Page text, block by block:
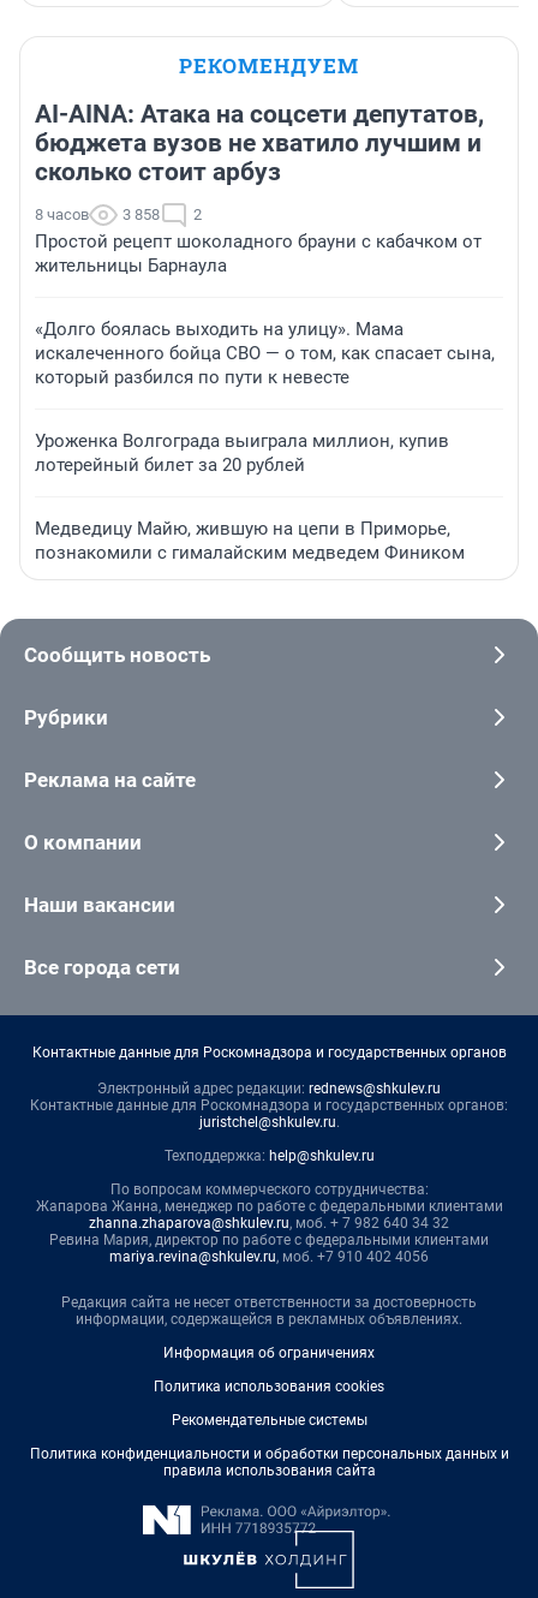
РЕКОМЕНДУЕМ
AI-AINA: Атака на соцсети депутатов,
бюджета вузов не хватило лучшим и
сколько стоит арбуз
8 часов 3 858 2
Простой рецепт шоколадного брауни с кабачком от
жительницы Барнаула
«Долго боялась выходить на улицу». Мама
искалеченного бойца СВО — о том, как спасает сына,
который разбился по пути к невесте
Уроженка Волгограда выиграла миллион, купив
лотерейный билет за 20 рублей
Медведицу Майю, жившую на цепи в Приморье,
познакомили с гималайским медведем Фиником
Сообщить новость
Рубрики
Реклама на сайте
О компании
Наши вакансии
Все города сети
Контактные данные для Роскомнадзора и государственных органов
Электронный адрес редакции: rednews@shkulev.ru
Контактные данные для Роскомнадзора и государственных органов:
juristchel@shkulev.ru.
Техподдержка: help@shkulev.ru
По вопросам коммерческого сотрудничества:
Жапарова Жанна, менеджер по работе с федеральными клиентами
zhanna.zhaparova@shkulev.ru, моб. + 7 982 640 34 32
Ревина Мария, директор по работе с федеральными клиентами
mariya.revina@shkulev.ru, моб. +7 910 402 4056
Редакция сайта не несет ответственности за достоверность
информации, содержащейся в рекламных объявлениях.
Информация об ограничениях
Политика использования cookies
Рекомендательные системы
Политика конфиденциальности и обработки персональных данных и
правила использования сайта